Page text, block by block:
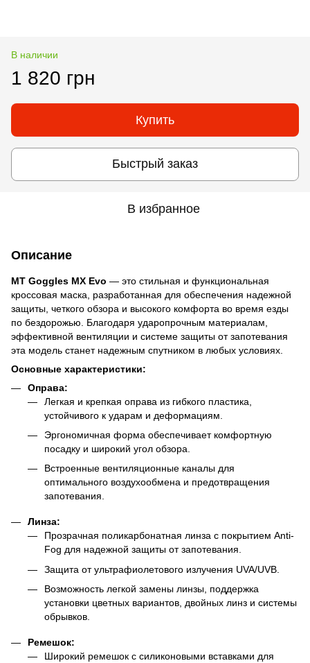
В наличии
1 820 грн
Купить
Быстрый заказ
В избранное
Описание
MT Goggles MX Evo — это стильная и функциональная
кроссовая маска, разработанная для обеспечения надежной
защиты, четкого обзора и высокого комфорта во время езды
по бездорожью. Благодаря ударопрочным материалам,
эффективной вентиляции и системе защиты от запотевания
эта модель станет надежным спутником в любых условиях.
Основные характеристики:
Оправа:
Легкая и крепкая оправа из гибкого пластика,
устойчивого к ударам и деформациям.
Эргономичная форма обеспечивает комфортную
посадку и широкий угол обзора.
Встроенные вентиляционные каналы для
оптимального воздухообмена и предотвращения
запотевания.
Линза:
Прозрачная поликарбонатная линза с покрытием Anti-
Fog для надежной защиты от запотевания.
Защита от ультрафиолетового излучения UVA/UVB.
Возможность легкой замены линзы, поддержка
установки цветных вариантов, двойных линз и системы
обрывков.
Ремешок:
Широкий ремешок с силиконовыми вставками для